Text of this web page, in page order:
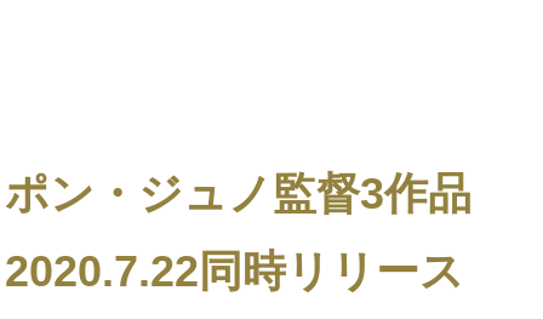
ポン・ジュノ監督3作品
2020.7.22同時リリース